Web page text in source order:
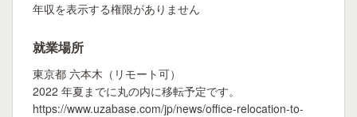
年収を表示する権限がありません
就業場所
東京都 六本木（リモート可）
2022 年夏までに丸の内に移転予定です。
https://www.uzabase.com/jp/news/office-relocation-to-